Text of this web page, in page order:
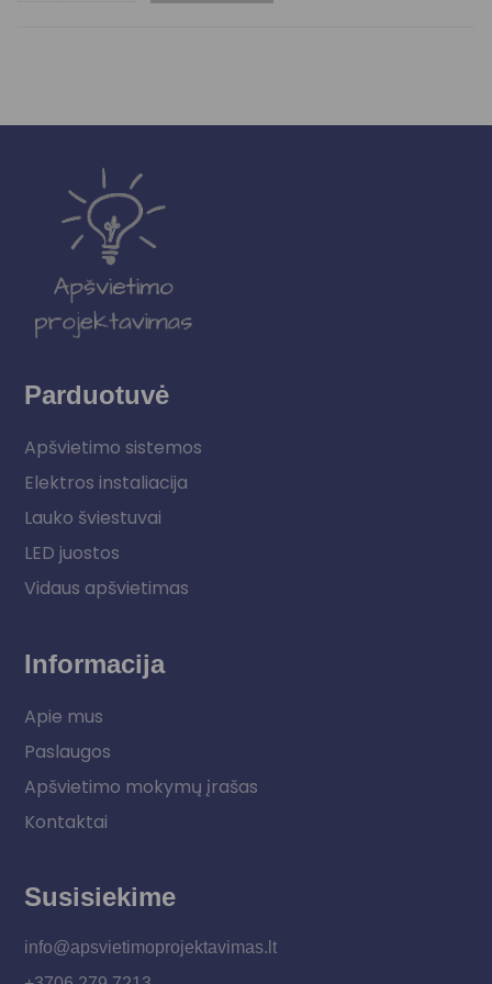
Parduotuvė
Apšvietimo sistemos
Elektros instaliacija
Lauko šviestuvai
LED juostos
Vidaus apšvietimas
Informacija
Apie mus
Paslaugos
Apšvietimo mokymų įrašas
Kontaktai
Susisiekime
info@apsvietimoprojektavimas.lt